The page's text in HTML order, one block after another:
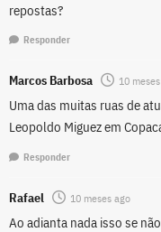
repostas?
Responder
Marcos Barbosa 10
Uma das muitas ruas de
Leopoldo Miguez em
Responder
Rafael 10 meses ago
Ao adianta nada isso se